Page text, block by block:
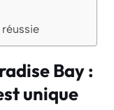
Bay :
unique